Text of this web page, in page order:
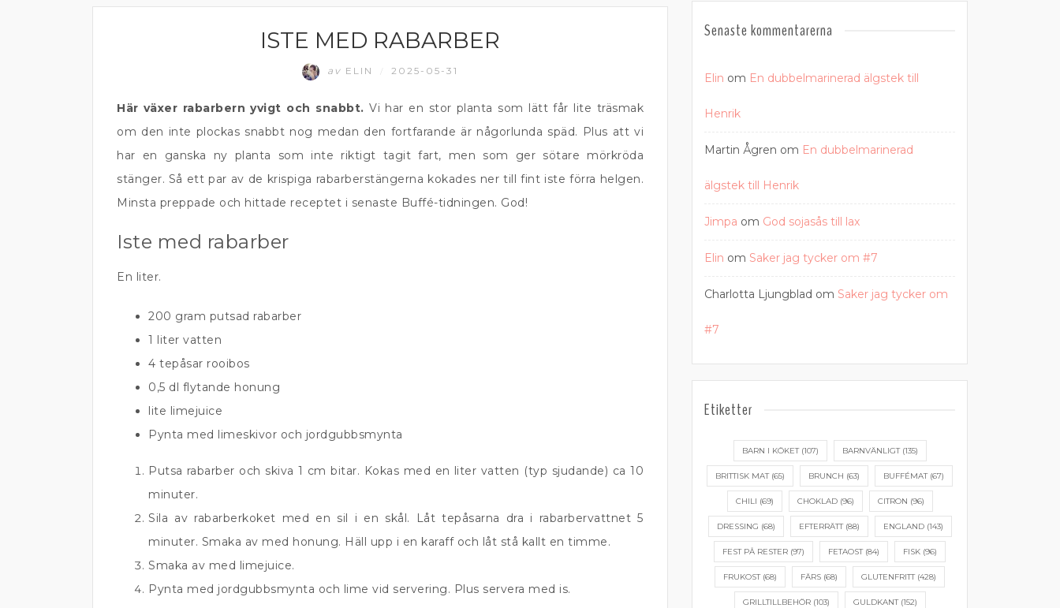
ISTE MED RABARBER
av ELIN 2025-05-31
Här växer rabarbern yvigt och snabbt. Vi har en stor planta som lätt får lite träsmak
om den inte plockas snabbt nog medan den fortfarande är någorlunda späd. Plus att vi
har en ganska ny planta som inte riktigt tagit fart, men som ger sötare mörkröda
stänger. Så ett par av de krispiga rabarberstängerna kokades ner till fint iste förra helgen.
Minsta preppade och hittade receptet i senaste Buffé-tidningen. God!
Iste med rabarber
En liter.
200 gram putsad rabarber
1 liter vatten
4 tepåsar rooibos
0,5 dl flytande honung
lite limejuice
Pynta med limeskivor och jordgubbsmynta
Putsa rabarber och skiva 1 cm bitar. Kokas med en liter vatten (typ sjudande) ca 10
minuter.
Sila av rabarberkoket med en sil i en skål. Låt tepåsarna dra i rabarbervattnet 5
minuter. Smaka av med honung. Häll upp i en karaff och låt stå kallt en timme.
Smaka av med limejuice.
Pynta med jordgubbsmynta och lime vid servering. Plus servera med is.
Senaste kommentarerna
Elin om En dubbelmarinerad älgstek till
Henrik
Martin Ågren om En dubbelmarinerad
älgstek till Henrik
Jimpa om God sojasås till lax
Elin om Saker jag tycker om #7
Charlotta Ljungblad om Saker jag tycker om
#7
Etiketter
BARN I KÖKET(107) BARNVÄNLIGT(135)
BRITTISK MAT(65) BRUNCH (63) BUFFÉMAT(67)
CHILI (69) CHOKLAD(96) CITRON (96)
DRESSING (68) EFTERRÄTT(88) ENGLAND(143)
FEST PÅ RESTER (97) FETAOST(84) FISK (96)
FRUKOST(68) FÄRS (68) GLUTENFRITT(428)
GRILLTILLBEHÖR(103) GULDKANT(152)